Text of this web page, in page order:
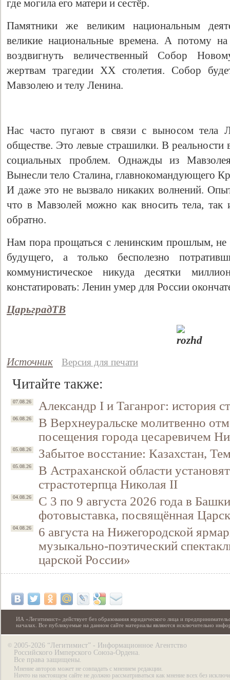
где могила его матери и сестёр.
Памятники же великим национальным
великие национальные времена. А потому
воздвигнуть величественный Собор
жертвам трагедии XX столетия. Собор
Мавзолею и телу Ленина.
Нас часто пугают в связи с выносом тела
обществе. Это левые страшилки. В реальности
социальных проблем. Однажды из
Вынесли тело Сталина, главнокомандующего
И даже это не вызвало никаких волнений.
что в Мавзолей можно как вносить тела, так
обратно.
Нам пора прощаться с ленинским прошлым, не
будущего, а только бесполезно
коммунистическое никуда десятки
констатировать: Ленин умер для России
ЦарьградТВ
Источник Версия для печати
Читайте также:
07.08.26 Александр I и Таганрог: история
06.08.26
В Верхнеуральске молитвенно
посещения города цесаревичем
05.08.26 Забытое восстание: Казахстан,
05.08.26
В Астраханской области
страстотерпца Николая II
04.08.26
С 3 по 9 августа 2026 года в
фотовыставка, посвящённая
04.08.26
6 августа на Нижегородской
музыкально-поэтический
царской России»
ИА «Легитимист» действует без образования юридического лица и
началах. Все публикуемые на данном сайте материалы являются исключительно
© 2005-2026 “Легитимист” - Информационное Агентство
Российского Имперского Союза-Ордена.
Все права защищены.
Мнение авторов может не совпадать с мнением редакции.
Ничто на настоящем сайте не должно рассматриваться как мнение всех без